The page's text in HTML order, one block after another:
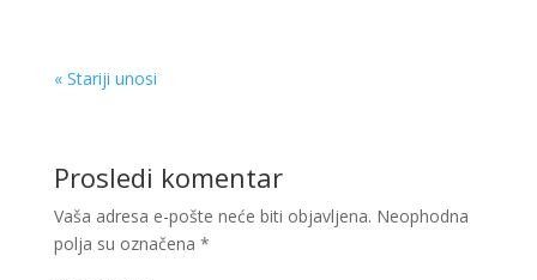
« Stariji unosi
Prosledi komentar
Vaša adresa e-pošte neće biti objavljena. Neophodna
polja su označena *